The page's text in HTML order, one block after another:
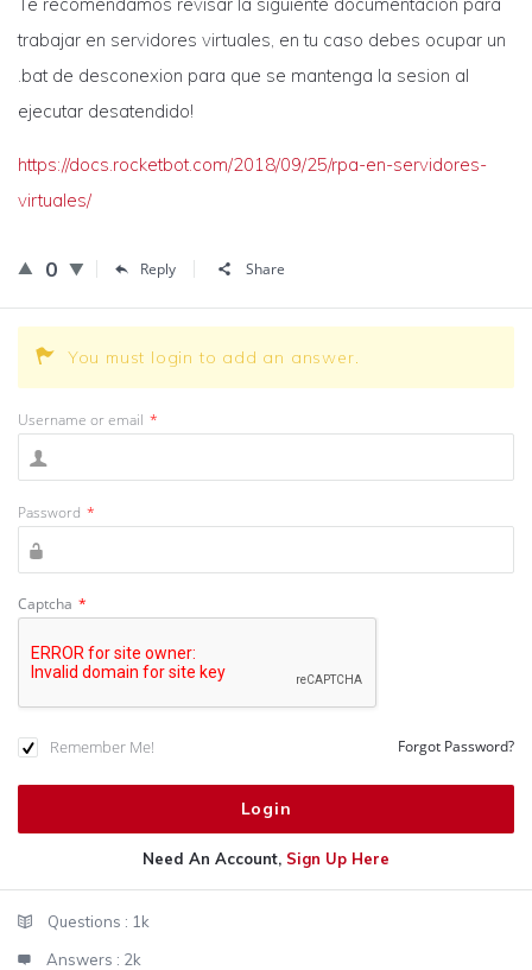
trabajar en servidores virtuales, en tu caso debes ocupar un
.bat de desconexion para que se mantenga la sesion al
ejecutar desatendido!
https://docs.rocketbot.com/2018/09/25/rpa-en-servidores-
virtuales/
0 Reply Share
You must login to add an answer.
Username or email *
Password *
Captcha *
Remember Me! Forgot Password?
Need An Account, Sign Up Here
StatsQuestions : 1k
Answers : 2k